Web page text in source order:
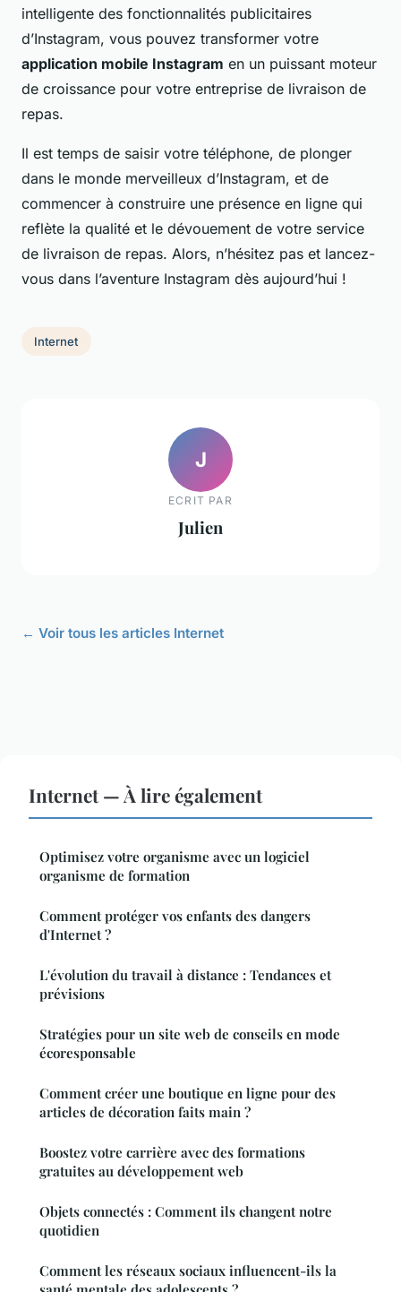
intelligente des fonctionnalités publicitaires
d’Instagram, vous pouvez transformer votre
application mobile Instagram en un puissant moteur
de croissance pour votre entreprise de livraison de
repas.
Il est temps de saisir votre téléphone, de plonger
dans le monde merveilleux d’Instagram, et de
commencer à construire une présence en ligne qui
reflète la qualité et le dévouement de votre service
de livraison de repas. Alors, n’hésitez pas et lancez-
vous dans l’aventure Instagram dès aujourd’hui !
Internet
J
ECRIT PAR
Julien
← Voir tous les articles Internet
Internet — À lire également
Optimisez votre organisme avec un logiciel
organisme de formation
Comment protéger vos enfants des dangers
d'Internet ?
L'évolution du travail à distance : Tendances et
prévisions
Stratégies pour un site web de conseils en mode
écoresponsable
Comment créer une boutique en ligne pour des
articles de décoration faits main ?
Boostez votre carrière avec des formations
gratuites au développement web
Objets connectés : Comment ils changent notre
quotidien
Comment les réseaux sociaux influencent-ils la